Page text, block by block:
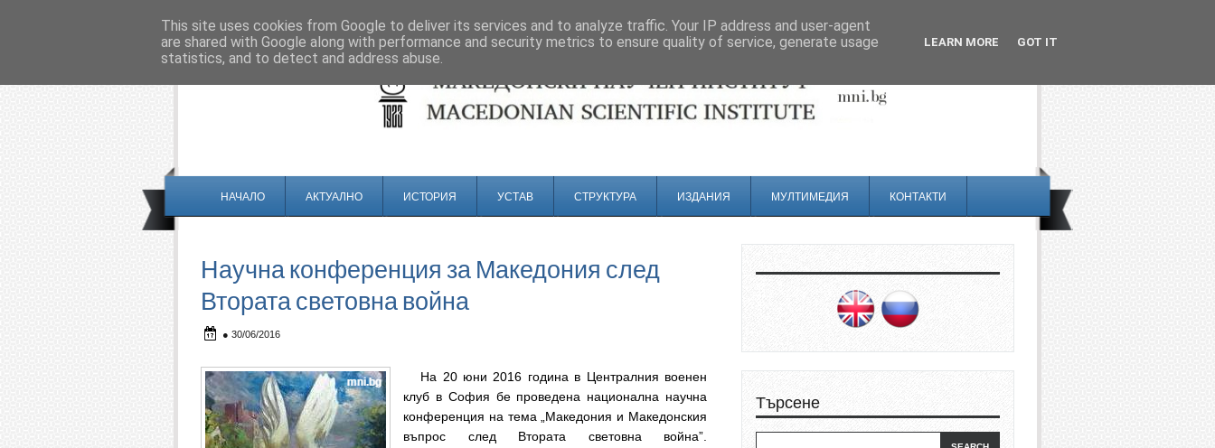
НАЧАЛО АКТУАЛНО ИСТОРИЯ УСТАВ СТРУКТУРА ИЗДАНИЯ МУЛТИМЕДИЯ КОНТАКТИ
Научна конференция за Македония след
Втората световна война
● 30/06/2016
На 20 юни 2016 година в Централния военен
клуб в София бе проведена национална научна
конференция на тема „Македония и Македонския
въпрос след Втората световна война”.
Търсене
This site uses cookies from Google to deliver its services and to analyze traffic. Your IP address and user-agent
are shared with Google along with performance and security metrics to ensure quality of service, generate usage
statistics, and to detect and address abuse.
LEARN MORE GOT IT